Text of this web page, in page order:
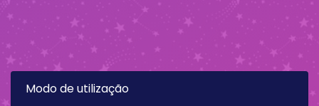
Modo de utilização